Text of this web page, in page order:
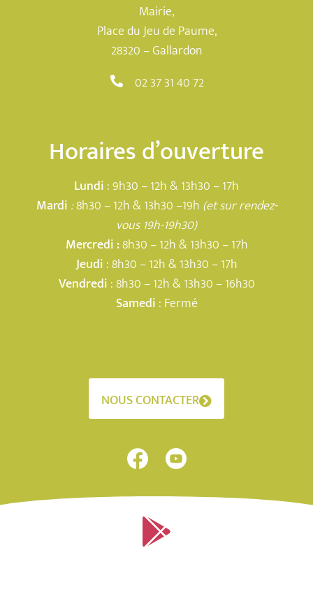
Mairie,
Place du Jeu de Paume,
28320 – Gallardon
02 37 31 40 72
Horaires d’ouverture
Lundi : 9h30 – 12h & 13h30 – 17h
Mardi :8h30 – 12h & 13h30 –19h (et sur rendez-
vous 19h-19h30)
Mercredi :8h30 – 12h & 13h30 – 17h
Jeudi : 8h30 – 12h & 13h30 – 17h
Vendredi : 8h30 – 12h & 13h30 – 16h30
Samedi : Fermé
NOUS CONTACTER